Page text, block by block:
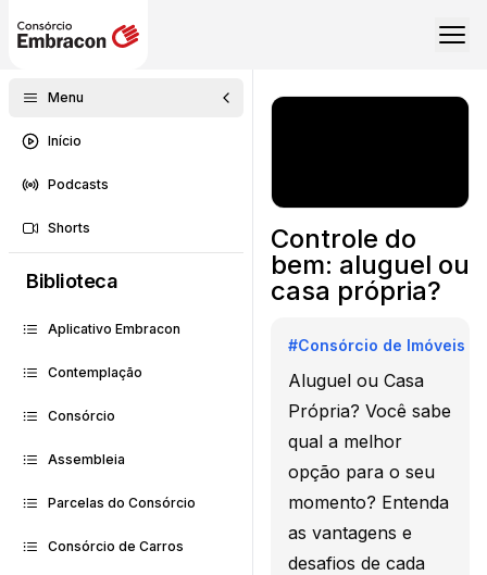
Menu
Início
Podcasts
Shorts
Biblioteca
Aplicativo Embracon
Contemplação
Consórcio
Assembleia
Parcelas do Consórcio
Consórcio de Carros
Controle do
bem: aluguel ou
casa própria?
#Consórcio de Imóveis
Aluguel ou Casa
Própria? Você sabe
qual a melhor
opção para o seu
momento? Entenda
as vantagens e
desafios de cada